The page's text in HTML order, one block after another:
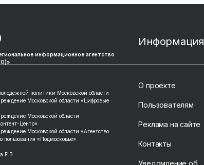
информационное агентство
политики Московской области
Московской области «Цифровые
Московской области
Центр»
Московской области «Агентство
пользования «Подмосковье»
Е.В.
Информация
О проекте
Пользователям
Реклама на сайте
Контакты
Уведомление об